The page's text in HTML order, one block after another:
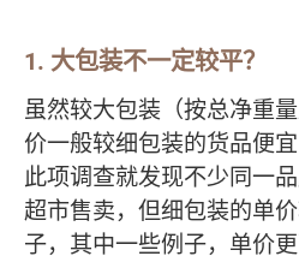
1. 大包装不一定较平？
虽然较大包装（按总净重
价一般较细包装的货品便
此项调查就发现不少同一
超市售卖，但细包装的单
子，其中一些例子，单价更